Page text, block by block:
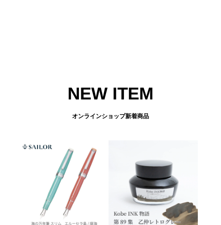
NEW ITEM
オンラインショップ新着商品